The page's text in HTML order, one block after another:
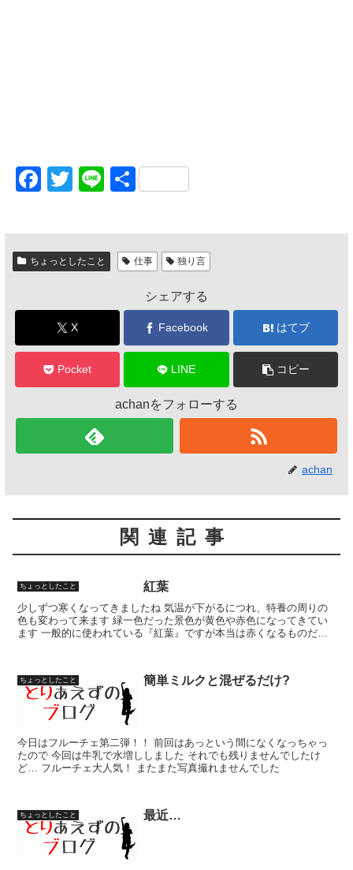
F
c
e
b
o
k
T
tt
er
Li
e
共
ちょっとしたこと 仕事 独り言
シェアする
X Facebook はてブ
Pocket LINE コピー
achanをフォローする
achan
関連記事
ちょっとしたこと 紅葉
少しずつ寒くなってきましたね 気温が下がるにつれ、特養の周りの
色も変わって来ます 緑一色だった景色が黄色や赤色になってきてい
ます 一般的に使われている『紅葉』ですが本当は赤くなるものだけ
ちょっとしたこと 簡単ミルクと混ぜるだけ?
今日はフルーチェ第二弾！！ 前回はあっという間になくなっちゃっ
たので 今回は牛乳で水増ししました それでも残りませんでしたけ
ど… フルーチェ大人気！ またまた写真撮れませんでした
ちょっとしたこと 最近…